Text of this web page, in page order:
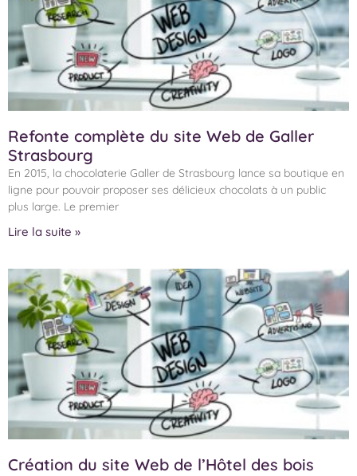
Refonte complète du site Web de Galler
Strasbourg
En 2015, la chocolaterie Galler de Strasbourg lance sa boutique en
ligne pour pouvoir proposer ses délicieux chocolats à un public
plus large. Le premier
Lire la suite »
Création du site Web de l’Hôtel des bois